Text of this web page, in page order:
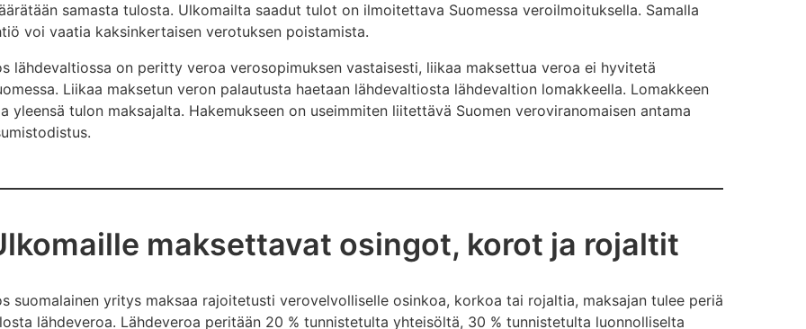
samasta tulosta. Ulkomailta saadut tulot on ilmoitettava Suomessa veroilmoituksella. Samalla
voi vaatia kaksinkertaisen verotuksen poistamista.
lähdevaltiossa on peritty veroa verosopimuksen vastaisesti, liikaa maksettua veroa ei hyvitetä
Liikaa maksetun veron palautusta haetaan lähdevaltiosta lähdevaltion lomakkeella. Lomakkeen
yleensä tulon maksajalta. Hakemukseen on useimmiten liitettävä Suomen veroviranomaisen antama
maksettavat osingot, korot ja rojaltit
suomalainen yritys maksaa rajoitetusti verovelvolliselle osinkoa, korkoa tai rojaltia, maksajan tulee periä
lähdeveroa. Lähdeveroa peritään 20 % tunnistetulta yhteisöltä, 30 % tunnistetulta luonnolliselta